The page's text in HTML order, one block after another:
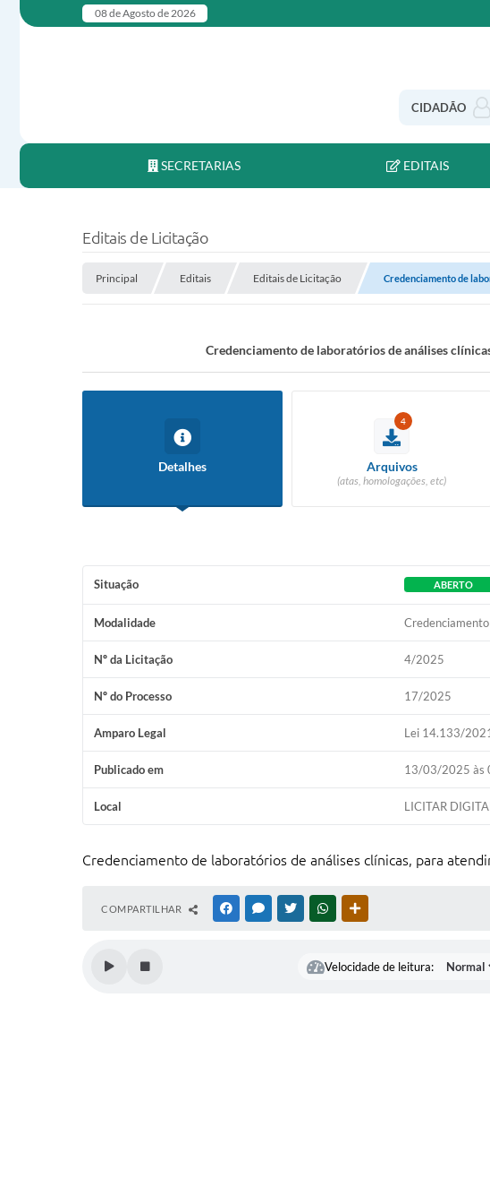
08 de Agosto de 2026
CIDADÃO
SECRETARIAS EDITAIS
Editais de Licitação
Principal Editais Editais de Licitação Credenciamento de
Credenciamento de laboratórios de análises
Detalhes
4
Arquivos
(atas, homologações, etc)
Situação ABERTO
Modalidade Credenciamento
Nº da Licitação 4/2025
Nº do Processo 17/2025
Amparo Legal Lei 14.133/
Publicado em 13/03/2025 às
Local LICITAR
Credenciamento de laboratórios de análises clínicas, para
COMPARTILHAR FACEBOOKMESSENGER
TWITTERWHATSAPP
Velocidade de leitura: